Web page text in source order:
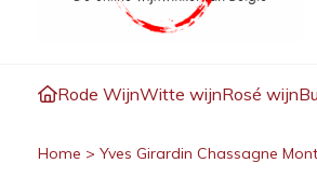
Rode WijnWitte wijnRosé wijn
Home > Yves Girardin Chassagne